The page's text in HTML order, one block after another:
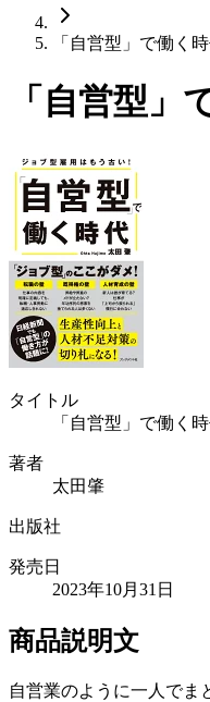
「自営型」で働く
「自営型」
タイトル
「自営型」で働く
著者
太田肇
出版社
発売日
2023年10月31日
商品説明文
自営業のように一人でま